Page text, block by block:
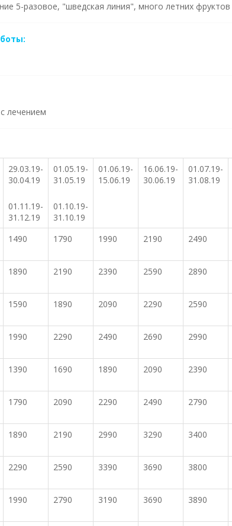
5-разовое, "шведская линия", много летних
лечением
29.03.19-
30.04.19
01.11.19-
31.12.19
01.05.19-
31.05.19
01.10.19-
31.10.19
01.06.19-
15.06.19
16.06.19-
30.06.19
01.07.19-
31.08.19
1490 1790 1990 2190 2490
1890 2190 2390 2590 2890
1590 1890 2090 2290 2590
1990 2290 2490 2690 2990
1390 1690 1890 2090 2390
1790 2090 2290 2490 2790
1890 2190 2990 3290 3400
2290 2590 3390 3690 3800
1990 2790 3190 3690 3890